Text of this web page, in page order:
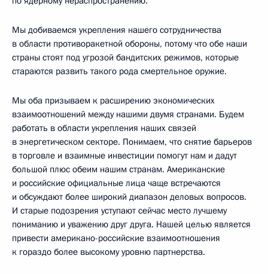
Мы добиваемся укрепления нашего сотрудничества
в области противоракетной обороны, потому что обе наши
страны стоят под угрозой бандитских режимов, которые
стараются развить такого рода смертельное оружие.
Мы оба призываем к расширению экономических
взаимоотношений между нашими двумя странами. Будем
работать в области укрепления наших связей
в энергетическом секторе. Понимаем, что снятие барьеров
в торговле и взаимные инвестиции помогут нам и дадут
большой плюс обеим нашим странам. Американские
и российские официальные лица чаще встречаются
и обсуждают более широкий диапазон деловых вопросов.
И старые подозрения уступают сейчас место лучшему
пониманию и уважению друг друга. Нашей целью является
привести американо-российские взаимоотношения
к гораздо более высокому уровню партнерства.